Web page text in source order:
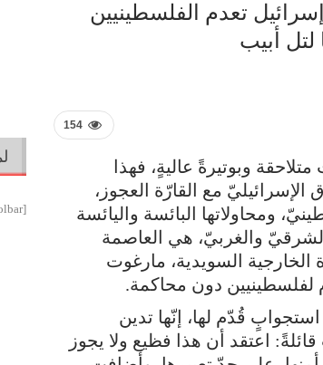
تعدم الفلسطينيين
لتل أبيب
154
وبوتيرةً عاليةٍ، فهذا
مع القارّة العجوز،
ومحاولاتها البائسة واليائسة
والغربيّ، هي العاصمة
الخارجية السويدية، مارغوت
لفلسطينيين دون محاكمة.
قُدّم لها، إنّها تدين
اعتقد أن هذا فظيع ولا يجوز
[smbtoolbar]